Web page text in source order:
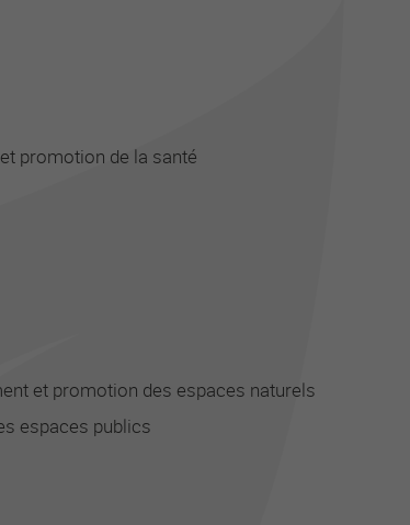
promotion de la santé
et promotion des espaces naturels
espaces publics